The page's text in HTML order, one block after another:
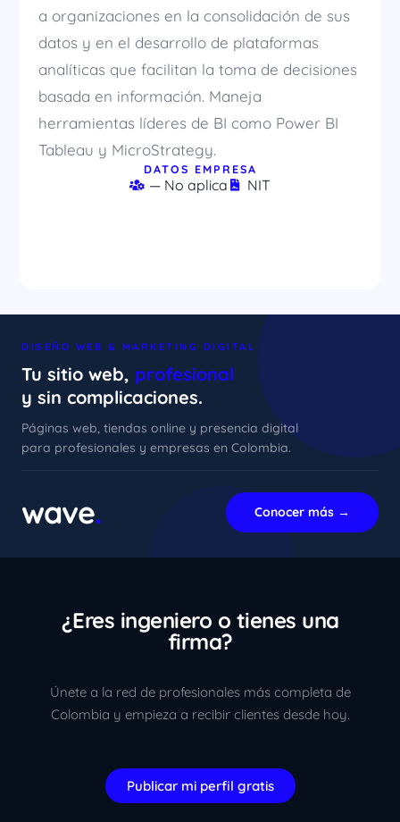
a organizaciones en la consolidación de sus
datos y en el desarrollo de plataformas
analíticas que facilitan la toma de decisiones
basada en información. Maneja
herramientas líderes de BI como Power BI
Tableau y MicroStrategy.
DATOS EMPRESA
— No aplica NIT
DISEÑO WEB & MARKETING DIGITAL
Tu sitio web, profesional
y sin complicaciones.
Páginas web, tiendas online y presencia digital
para profesionales y empresas en Colombia.
wave. Conocer más →
¿Eres ingeniero o tienes una
firma?
Únete a la red de profesionales más completa de
Colombia y empieza a recibir clientes desde hoy.
Publicar mi perfil gratis
xImenA